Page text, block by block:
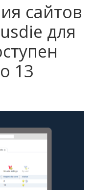
сайтов
для
13